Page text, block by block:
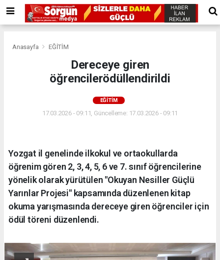
Anasayfa EĞİTİM
Dereceye giren
öğrencilerödüllendirildi
EĞİTİM
17.03.2026 - 09:11, Güncelleme: 17.03.2026 - 09:11
Yozgat il genelinde ilkokul ve ortaokullarda
öğrenim gören 2, 3, 4, 5, 6 ve 7. sınıf öğrencilerine
yönelik olarak yürütülen "Okuyan Nesiller Güçlü
Yarınlar Projesi" kapsamında düzenlenen kitap
okuma yarışmasında dereceye giren öğrenciler için
ödül töreni düzenlendi.